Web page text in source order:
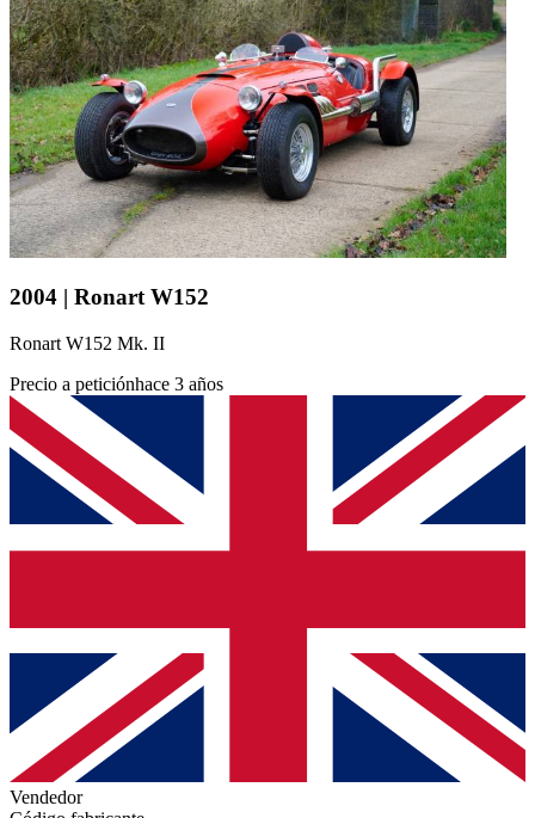
2004 | Ronart W152
Ronart W152 Mk. II
Precio a peticiónhace 3 años
Vendedor